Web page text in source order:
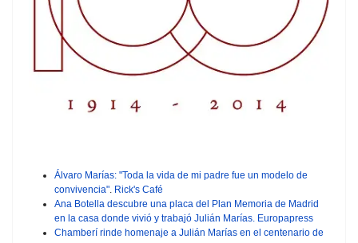
Álvaro Marías: "Toda la vida de mi padre fue un modelo de
convivencia" Rick's Café
Ana Botella descubre una placa del Plan Memoria de Madrid
en la casa donde vivió y trabajó Julián Marías. Europapress
Chamberí rinde homenaje a Julián Marías en el centenario de